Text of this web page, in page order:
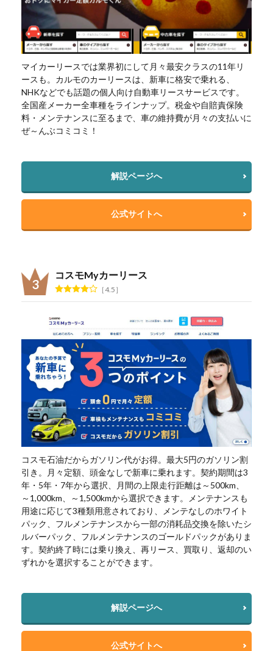
マイカーリースでは業界初にして月々最安クラスの11年リ
ースも。カルモのカーリースは、新車に格安で乗れる、
NHKなどでも話題の個人向け自動車リースサービスです。
全国産メーカー全車種をラインナップ。税金や自賠責保険
料・メンテナンスに至るまで、車の維持費が月々の支払いに
ぜ～んぶコミコミ！
解説ページへ
公式サイトへ
コスモMyカーリース
4.5
コスモ石油だからガソリン代がお得。最大5円のガソリン割
引き。月々定額、頭金なしで新車に乗れます。契約期間は3
年・5年・7年から選択、月間の上限走行距離は～500km、
～1,000km、～1,500kmから選択できます。メンテナンスも
用途に応じて3種類用意されており、メンテなしのホワイト
パック、フルメンテナンスから一部の消耗品交換を除いたシ
ルバーパック、フルメンテナンスのゴールドパックがありま
す。契約終了時には乗り換え、再リース、買取り、返却のい
ずれかを選択することができます。
解説ページへ
公式サイトへ